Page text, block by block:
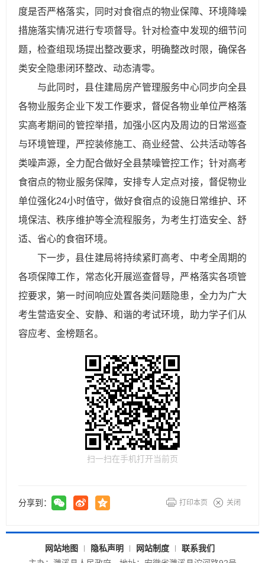
度是否严格落实，同时对食宿点的物业保障、环境降噪
措施落实情况进行专项督导。针对检查中发现的细节问
题，检查组现场提出整改要求，明确整改时限，确保各
类安全隐患闭环整改、动态清零。
与此同时，县住建局房产管理服务中心同步向全县
各物业服务企业下发工作要求，督促各物业单位严格落
实高考期间的管控举措，加强小区内及周边的日常巡查
与环境管理，严控装修施工、商业经营、公共活动等各
类噪声源，全力配合做好全县禁噪管控工作；针对高考
食宿点的物业服务保障，安排专人定点对接，督促物业
单位强化24小时值守，做好食宿点的设施日常维护、环
境保洁、秩序维护等全流程服务，为考生打造安全、舒
适、省心的食宿环境。
下一步，县住建局将持续紧盯高考、中考全周期的
各项保障工作，常态化开展巡查督导，严格落实各项管
控要求，第一时间响应处置各类问题隐患，全力为广大
考生营造安全、安静、和谐的考试环境，助力学子们从
容应考、金榜题名。
扫一扫在手机打开当前页
分享到： 打印本页 关闭
网站地图 隐私声明 网站制度
联系我们